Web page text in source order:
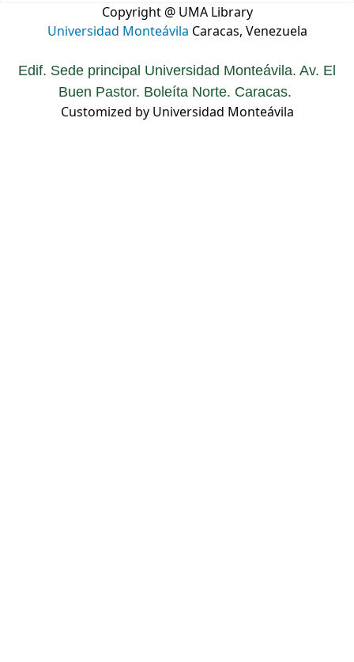
Copyright @ UMA Library
Universidad Monteávila Caracas, Venezuela
Edif. Sede principal Universidad Monteávila. Av. El
Buen Pastor. Boleíta Norte. Caracas.
Customized by Universidad Monteávila